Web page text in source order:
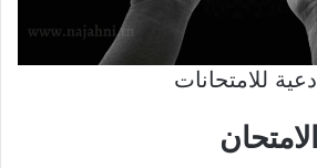
أدعية للامتحانات